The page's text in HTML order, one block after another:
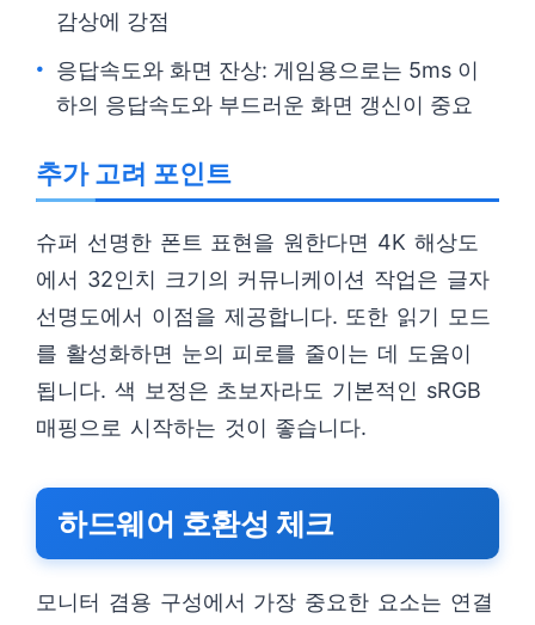
감상에 강점
응답속도와 화면 잔상: 게임용으로는 5ms 이
하의 응답속도와 부드러운 화면 갱신이 중요
추가 고려 포인트
슈퍼 선명한 폰트 표현을 원한다면 4K 해상도
에서 32인치 크기의 커뮤니케이션 작업은 글자
선명도에서 이점을 제공합니다. 또한 읽기 모드
를 활성화하면 눈의 피로를 줄이는 데 도움이
됩니다. 색 보정은 초보자라도 기본적인 sRGB
매핑으로 시작하는 것이 좋습니다.
하드웨어 호환성 체크
모니터 겸용 구성에서 가장 중요한 요소는 연결